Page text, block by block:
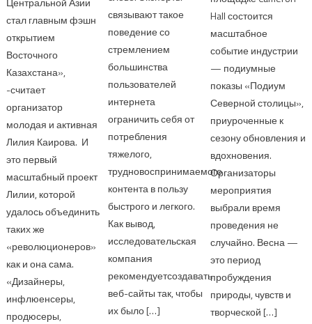
стал главным фэшн
открытием
Восточного
Казахстана»,
-считает
организатор
молодая и активная
Лилия Каирова. И
это первый
масштабный проект
Лилии, которой
удалось объединить
таких же
«революционеров»
как и она сама.
«Дизайнеры,
инфлюенсеры,
продюсеры,
связывают такое
поведение со
стремлением
большинства
пользователей
интернета
ограничить себя от
потребления
тяжелого,
трудновоспринимаемого
контента в пользу
быстрого и легкого.
Как вывод,
исследовательская
компания
рекомендуетсоздавать
веб-сайты так, чтобы
их было […]
Hall состоится
масштабное
событие индустрии
— подиумные
показы «Подиум
Северной столицы»,
приуроченные к
сезону обновления и
вдохновения.
Организаторы
мероприятия
выбрали время
проведения не
случайно. Весна —
это период
пробуждения
природы, чувств и
творческой […]